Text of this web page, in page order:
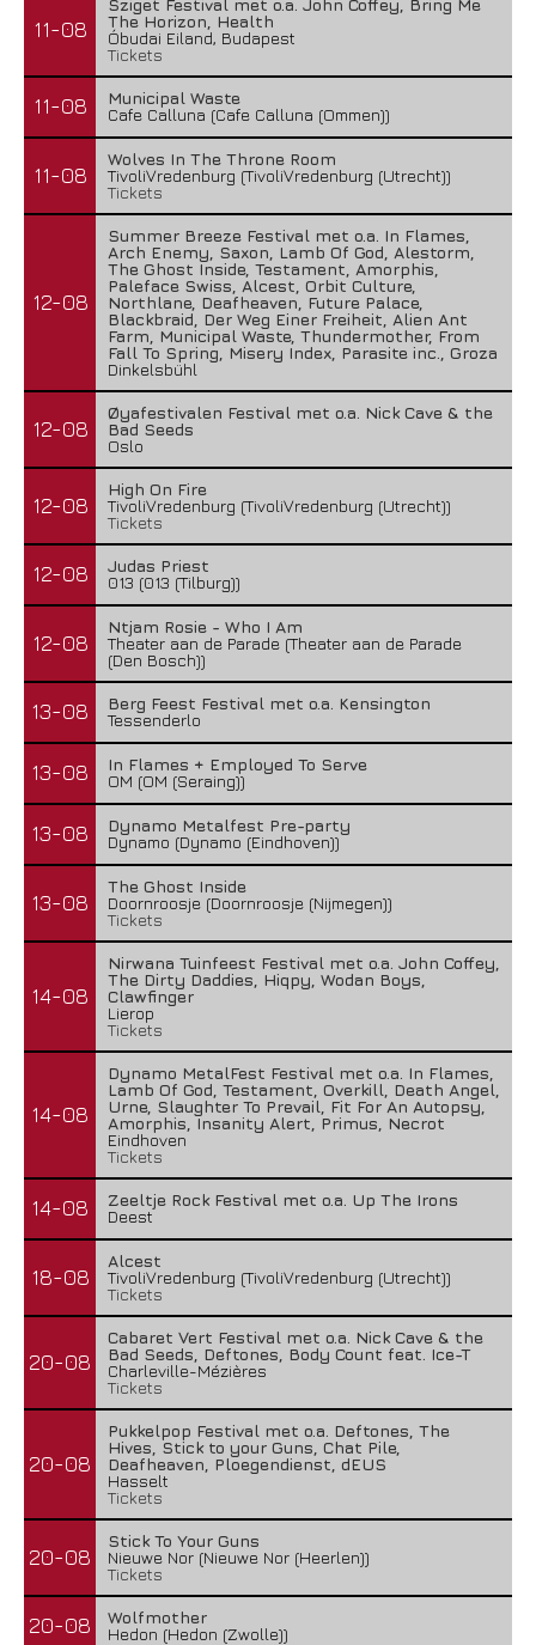
11-08
The Horizon, Health
Óbudai Eiland, Budapest
Tickets
11-08
Municipal Waste
Cafe Calluna (Cafe Calluna (Ommen))
11-08
Wolves In The Throne Room
TivoliVredenburg (TivoliVredenburg (Utrecht))
Tickets
12-08
Summer Breeze Festival met o.a. In Flames,
Arch Enemy, Saxon, Lamb Of God, Alestorm,
The Ghost Inside, Testament, Amorphis,
Paleface Swiss, Alcest, Orbit Culture,
Northlane, Deafheaven, Future Palace,
Blackbraid, Der Weg Einer Freiheit, Alien Ant
Farm, Municipal Waste, Thundermother, From
Fall To Spring, Misery Index, Parasite inc., Groza
Dinkelsbühl
12-08
Øyafestivalen Festival met o.a. Nick Cave & the
Bad Seeds
Oslo
12-08
High On Fire
TivoliVredenburg (TivoliVredenburg (Utrecht))
Tickets
12-08
Judas Priest
013 (013 (Tilburg))
12-08
Ntjam Rosie - Who I Am
Theater aan de Parade (Theater aan de Parade
(Den Bosch))
13-08
Berg Feest Festival met o.a. Kensington
Tessenderlo
13-08
In Flames + Employed To Serve
OM (OM (Seraing))
13-08
Dynamo Metalfest Pre-party
Dynamo (Dynamo (Eindhoven))
13-08
The Ghost Inside
Doornroosje (Doornroosje (Nijmegen))
Tickets
14-08
Nirwana Tuinfeest Festival met o.a. John Coffey,
The Dirty Daddies, Hiqpy, Wodan Boys,
Clawfinger
Lierop
Tickets
14-08
Dynamo MetalFest Festival met o.a. In Flames,
Lamb Of God, Testament, Overkill, Death Angel,
Urne, Slaughter To Prevail, Fit For An Autopsy,
Amorphis, Insanity Alert, Primus, Necrot
Eindhoven
Tickets
14-08
Zeeltje Rock Festival met o.a. Up The Irons
Deest
18-08
Alcest
TivoliVredenburg (TivoliVredenburg (Utrecht))
Tickets
20-08
Cabaret Vert Festival met o.a. Nick Cave & the
Bad Seeds, Deftones, Body Count feat. Ice-T
Charleville-Mézières
Tickets
20-08
Pukkelpop Festival met o.a. Deftones, The
Hives, Stick to your Guns, Chat Pile,
Deafheaven, Ploegendienst, dEUS
Hasselt
Tickets
20-08
Stick To Your Guns
Nieuwe Nor (Nieuwe Nor (Heerlen))
Tickets
20-08
Wolfmother
Hedon (Hedon (Zwolle))